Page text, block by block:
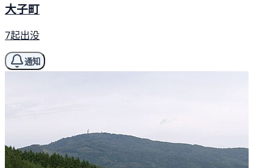
大子町
7起出没
通知